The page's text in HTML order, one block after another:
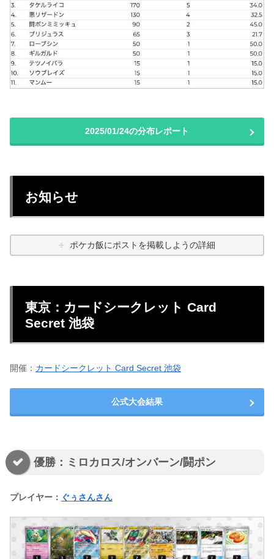
2025/01/24の分布レポート
お知らせ
ポケカ飯にポストを掲載しようの詳細
東京：カードシークレット Card
Secret 池袋
開催： カードシークレット Card Secret 池袋
公式大会結果
優勝：ミロカロス/オンバーン/闘ポン
プレイヤー： ぐぅさんさん